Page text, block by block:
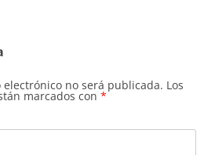
no será publicada. Los
marcados con *